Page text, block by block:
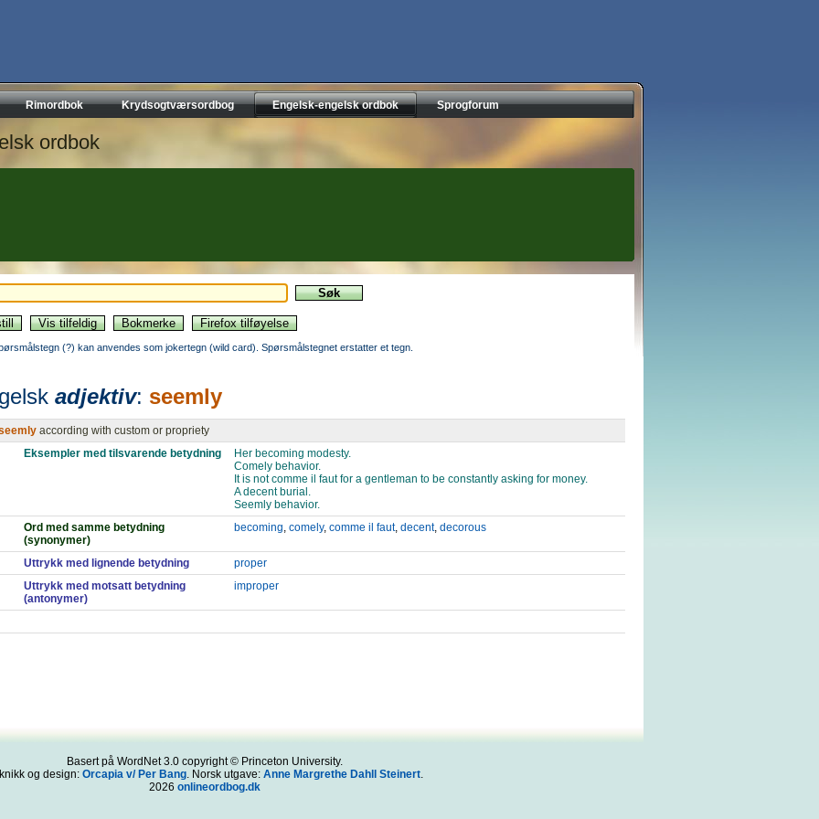
Rimordbok Krydsogtværsordbog Engelsk-engelsk ordbok Sprogforum
ordbok
(?) kan anvendes som jokertegn (wild card). Spørsmålstegnet erstatter et tegn.
adjektiv: seemly
according with custom or propriety
Eksempler med tilsvarende betydning
Her becoming modesty.
Comely behavior.
It is not comme il faut for a gentleman to be constantly asking for money.
A decent burial.
Seemly behavior.
Ord med samme betydning
(synonymer)
becoming, comely, comme il faut, decent, decorous
Uttrykk med lignende betydning
proper
Uttrykk med motsatt betydning
(antonymer)
improper
Basert på WordNet 3.0 copyright © Princeton University.
og design: Orcapia v/ Per Bang. Norsk utgave: Anne Margrethe Dahll Steinert.
2026 onlineordbog.dk